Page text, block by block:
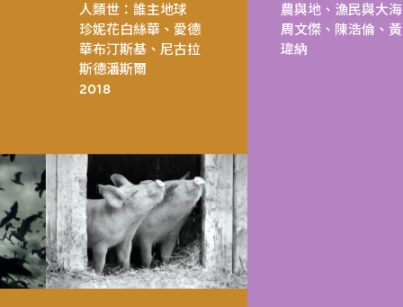
人類世：誰主地球
珍妮花白絲華、愛德
華布汀斯基、尼古拉
斯德潘斯爾
2018
農與地、漁民與大海
周文傑、陳浩倫、黃
瑋納